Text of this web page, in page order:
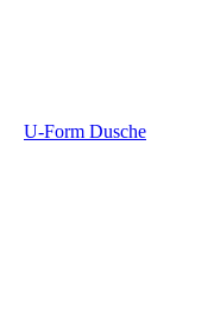
U-Form Dusche